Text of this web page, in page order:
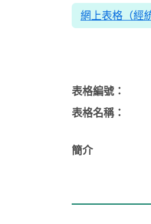
網上表格（經
表格編號：
表格名稱：
簡介